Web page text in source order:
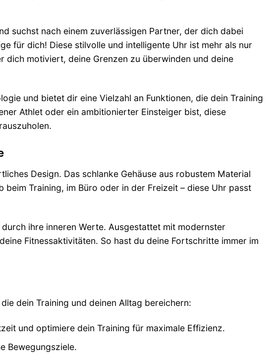
suchst nach einem zuverlässigen Partner, der dich dabei
für dich! Diese stilvolle und intelligente Uhr ist mehr als nur
dich motiviert, deine Grenzen zu überwinden und deine
und bietet dir eine Vielzahl an Funktionen, die dein Training
Athlet oder ein ambitionierter Einsteiger bist, diese
Design. Das schlanke Gehäuse aus robustem Material
Training, im Büro oder in der Freizeit – diese Uhr passt
ihre inneren Werte. Ausgestattet mit modernster
Fitnessaktivitäten. So hast du deine Fortschritte immer im
dein Training und deinen Alltag bereichern:
und optimiere dein Training für maximale Effizienz.
Bewegungsziele.